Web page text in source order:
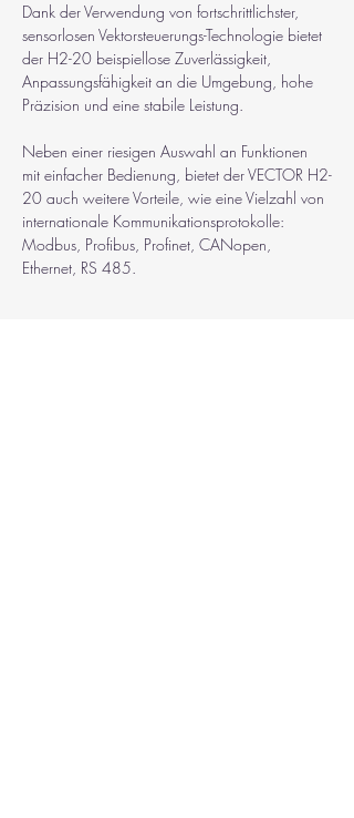
Dank der Verwendung von fortschrittlichster,
sensorlosen Vektorsteuerungs-Technologie bietet
der H2-20 beispiellose Zuverlässigkeit,
Anpassungsfähigkeit an die Umgebung, hohe
Präzision und eine stabile Leistung.
Neben einer riesigen Auswahl an Funktionen
mit einfacher Bedienung, bietet der VECTOR H2-
20 auch weitere Vorteile, wie eine Vielzahl von
internationale Kommunikationsprotokolle:
Modbus, Profibus, Profinet, CANopen,
Ethernet, RS 485.